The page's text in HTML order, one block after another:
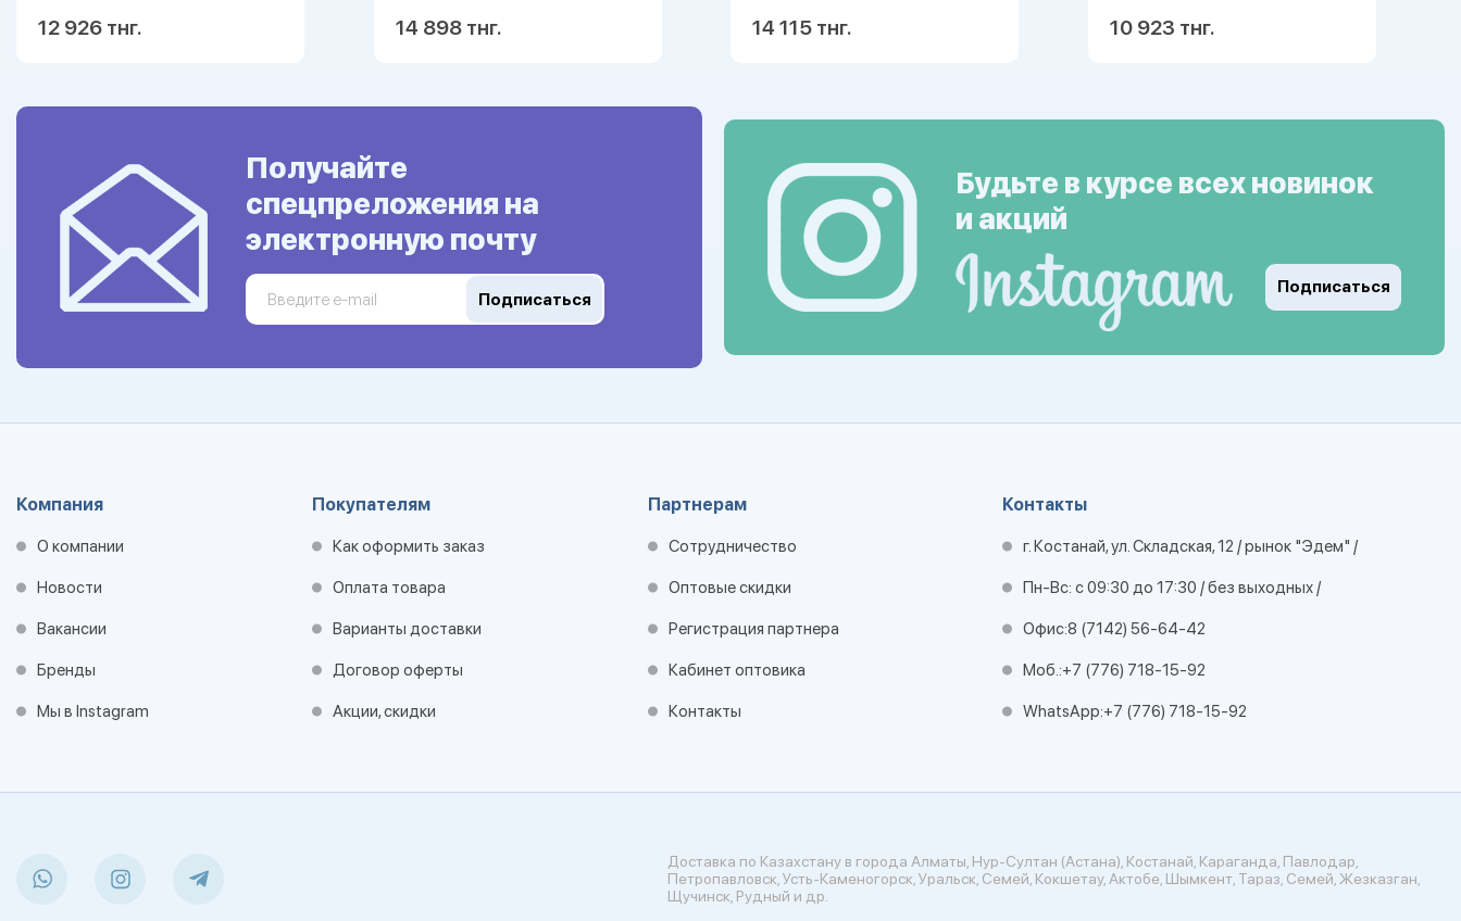
12 926 тнг. 14 898 тнг. 14 115 тнг.
Y24552103)
10 923 тнг.
Получайте
спецпреложения на
электронную почту
Подписаться
Будьте в курсе всех новинок
и акций
Подписаться
Компания
О компании
Новости
Вакансии
Бренды
Мы в Instagram
Покупателям
Как оформить заказ
Оплата товара
Варианты доставки
Договор оферты
Акции, скидки
Партнерам
Сотрудничество
Оптовые скидки
Регистрация партнера
Кабинет оптовика
Контакты
Контакты
г. Костанай, ул. Складская, 12 / рынок "Эдем" /
Пн-Вс: с 09:30 до 17:30 / без выходных /
Офис:8 (7142) 56-64-42
Моб.:+7 (776) 718-15-92
WhatsApp:+7 (776) 718-15-92
Доставка по Казахстану в города Алматы, Нур-Султан (Астана), Костанай, Караганда, Павлодар,
Петропавловск, Усть-Каменогорск, Уральск, Семей, Кокшетау, Актобе, Шымкент, Тараз, Семей, Жезказган,
Щучинск, Рудный и др.